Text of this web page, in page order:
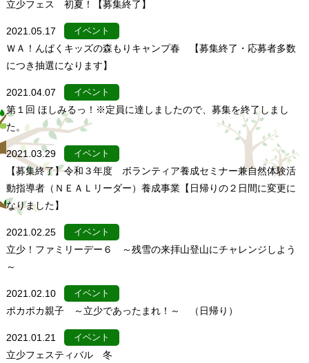
立少フェス 初夏！【募集終了】
2021.05.17 イベント
ＷＡ！んぱくキッズの森もりキャンプ春 【募集終了・応募者多数
につき抽選になります】
2021.04.07 イベント
第１回 ほしみるっ！※定員に達しましたので、募集を終了しまし
た。
2021.03.29 イベント
【募集終了】令和３年度 ボランティア養成セミナー兼自然体験活
動指導者（ＮＥＡＬリーダー）養成事業【日帰りの２日間に変更に
なりました】
2021.02.25 イベント
立少！ファミリーデー６ ～残雪の来拝山登山にチャレンジしよう
～
2021.02.10 イベント
ポカポカ親子 ～立少であったまれ！～ （日帰り）
2021.01.21 イベント
立少フェスティバル 冬